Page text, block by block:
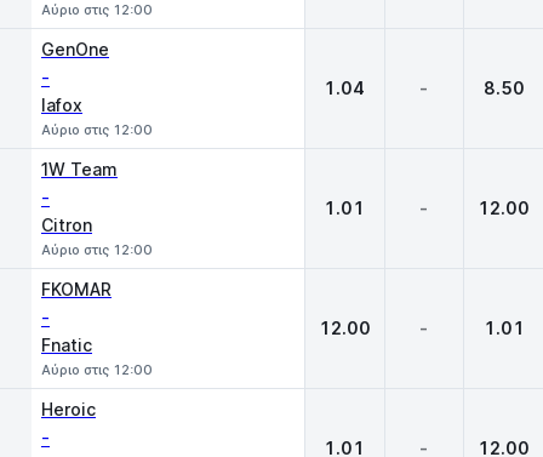
Αύριο στις 12:00
GenOne
-
lafox
Αύριο στις 12:00
1.04 - 8.50
1W Team
-
Citron
Αύριο στις 12:00
1.01 - 12.00
FKOMAR
-
Fnatic
Αύριο στις 12:00
12.00 - 1.01
Heroic
- 1.01 - 12.00